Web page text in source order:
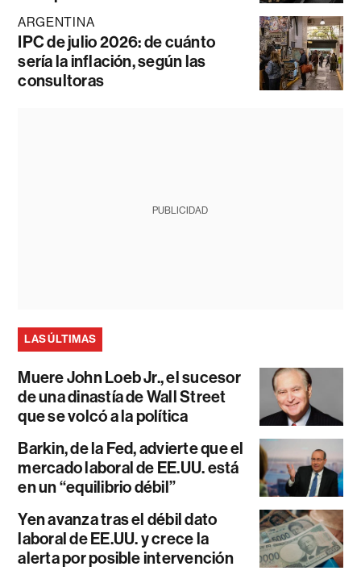
ARGENTINA
IPC de julio 2026: de cuánto
sería la inflación, según las
consultoras
PUBLICIDAD
LAS ÚLTIMAS
Muere John Loeb Jr., el sucesor
de una dinastía de Wall Street
que se volcó a la política
Barkin, de la Fed, advierte que el
mercado laboral de EE.UU. está
en un “equilibrio débil”
Yen avanza tras el débil dato
laboral de EE.UU. y crece la
alerta por posible intervención